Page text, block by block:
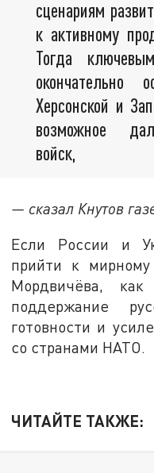
сценариям
к активному
Тогда
окончательно
Херсонской и
возможное
войск,
— сказал Кнутов
Если России и
прийти к
Мордвичёва,
поддержание
готовности и
со странами НАТО.
ЧИТАЙТЕ ТАКЖЕ: